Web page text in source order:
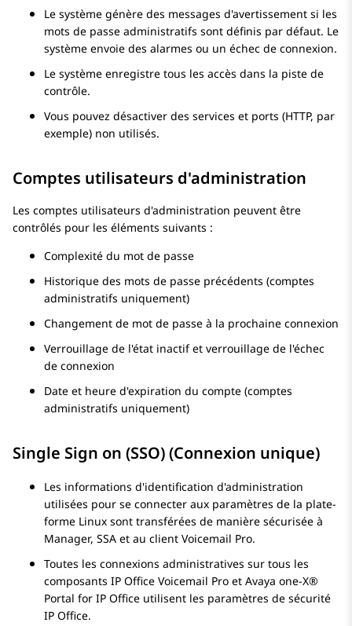
Le système génère des messages d'avertissement si les
mots de passe administratifs sont définis par défaut. Le
système envoie des alarmes ou un échec de connexion.
Le système enregistre tous les accès dans la piste de
contrôle.
Vous pouvez désactiver des services et ports (HTTP, par
exemple) non utilisés.
Comptes utilisateurs d'administration
Les comptes utilisateurs d'administration peuvent être
contrôlés pour les éléments suivants :
Complexité du mot de passe
Historique des mots de passe précédents (comptes
administratifs uniquement)
Changement de mot de passe à la prochaine connexion
Verrouillage de l'état inactif et verrouillage de l'échec
de connexion
Date et heure d'expiration du compte (comptes
administratifs uniquement)
Single Sign on (SSO) (Connexion unique)
Les informations d'identification d'administration
utilisées pour se connecter aux paramètres de la plate-
forme Linux sont transférées de manière sécurisée à
Manager, SSA et au client Voicemail Pro.
Toutes les connexions administratives sur tous les
composants IP Office Voicemail Pro et Avaya one-X®
Portal for IP Office utilisent les paramètres de sécurité
IP Office.